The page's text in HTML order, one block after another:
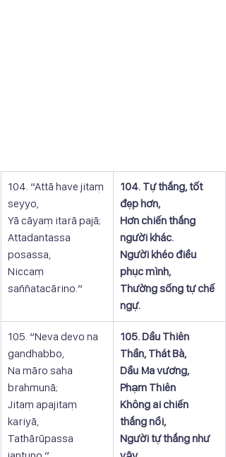
104. “Attā have jitaṃ
seyyo,
Yā cāyaṃ itarā pajā;
Attadantassa
posassa,
Niccaṃ
saññatacārino.”
104. Tự thắng, tốt
đẹp hơn,
Hơn chiến thắng
người khác.
Người khéo điều
phục mình,
Thường sống tự chế
ngự.
105. “Neva devo na
gandhabbo,
Na māro saha
brahmunā;
Jitaṃ apajitaṃ
kariyā,
Tathārūpassa
​105. Dầu Thiên
Thần, Thát Bà,
Dầu Ma vương,
Phạm Thiên
Không ai chiến
thắng nổi,
Người tự thắng như